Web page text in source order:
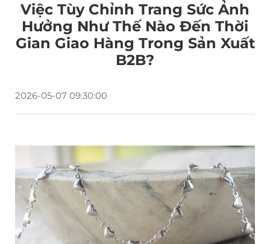
Việc Tùy Chỉnh Trang Sức Ảnh
Hưởng Như Thế Nào Đến Thời
Gian Giao Hàng Trong Sản Xuất
B2B?
2026-05-07 09:30:00